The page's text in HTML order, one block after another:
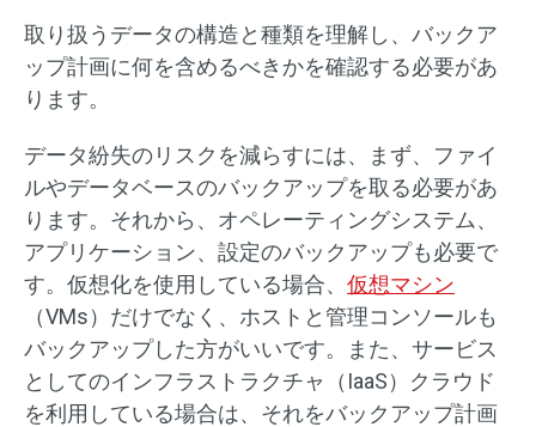
取り扱うデータの構造と種類を理解し、バックア
ップ計画に何を含めるべきかを確認する必要があ
ります。
データ紛失のリスクを減らすには、まず、ファイ
ルやデータベースのバックアップを取る必要があ
ります。それから、オペレーティングシステム、
アプリケーション、設定のバックアップも必要で
す。仮想化を使用している場合、 仮想マシン
（VMs）だけでなく、ホストと管理コンソールも
バックアップした方がいいです。また、サービス
としてのインフラストラクチャ（IaaS）クラウド
を利用している場合は、それをバックアップ計画